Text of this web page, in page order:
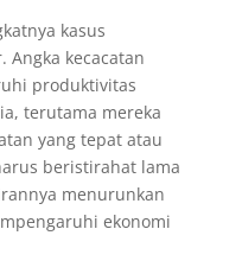
kasus
Angka kecacatan
produktivitas
terutama mereka
yang tepat atau
beristirahat lama
menurunkan
ekonomi